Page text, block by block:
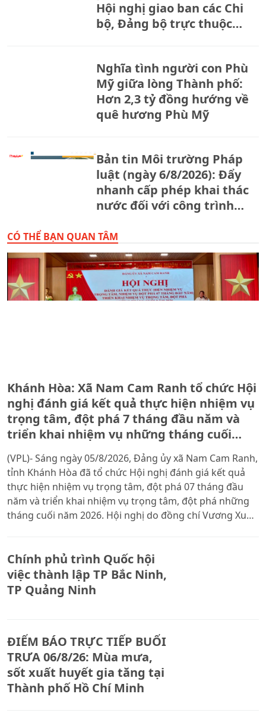
Hội nghị giao ban các Chi
bộ, Đảng bộ trực thuộc
Nghĩa tình người con Phù
Mỹ giữa lòng Thành phố:
Hơn 2,3 tỷ đồng hướng về
quê hương Phù Mỹ
Bản tin Môi trường Pháp
luật (ngày 6/8/2026): Đẩy
nhanh cấp phép khai thác
nước đối với công trình
CÓ THỂ BẠN QUAN TÂM
Khánh Hòa: Xã Nam Cam Ranh tổ chức Hội
nghị đánh giá kết quả thực hiện nhiệm vụ
trọng tâm, đột phá 7 tháng đầu năm và
triển khai nhiệm vụ những tháng cuối
(VPL)- Sáng ngày 05/8/2026, Đảng ủy xã Nam Cam Ranh,
tỉnh Khánh Hòa đã tổ chức Hội nghị đánh giá kết quả
thực hiện nhiệm vụ trọng tâm, đột phá 07 tháng đầu
năm và triển khai nhiệm vụ trọng tâm, đột phá những
tháng cuối năm 2026. Hội nghị do đồng chí Vương Xuân
Chính phủ trình Quốc hội
việc thành lập TP Bắc Ninh,
TP Quảng Ninh
ĐIỂM BÁO TRỰC TIẾP BUỔI
TRƯA 06/8/26: Mùa mưa,
sốt xuất huyết gia tăng tại
Thành phố Hồ Chí Minh